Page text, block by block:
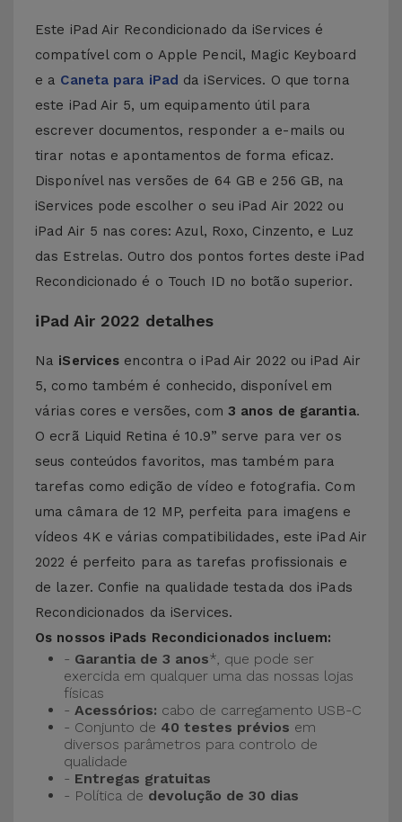
Este iPad Air Recondicionado da iServices é
compatível com o Apple Pencil, Magic Keyboard
e a Caneta para iPad da iServices. O que torna
este iPad Air 5, um equipamento útil para
escrever documentos, responder a e-mails ou
tirar notas e apontamentos de forma eficaz.
Disponível nas versões de 64 GB e 256 GB, na
iServices pode escolher o seu iPad Air 2022 ou
iPad Air 5 nas cores: Azul, Roxo, Cinzento, e Luz
das Estrelas. Outro dos pontos fortes deste iPad
Recondicionado é o Touch ID no botão superior.
iPad Air 2022 detalhes
Na iServices encontra o iPad Air 2022 ou iPad Air
5, como também é conhecido, disponível em
várias cores e versões, com 3 anos de garantia.
O ecrã Liquid Retina é 10.9” serve para ver os
seus conteúdos favoritos, mas também para
tarefas como edição de vídeo e fotografia. Com
uma câmara de 12 MP, perfeita para imagens e
vídeos 4K e várias compatibilidades, este iPad Air
2022 é perfeito para as tarefas profissionais e
de lazer. Confie na qualidade testada dos iPads
Recondicionados da iServices.
Os nossos iPads Recondicionados incluem:
- Garantia de 3 anos*, que pode ser
exercida em qualquer uma das nossas lojas
físicas
- Acessórios: cabo de carregamento USB-C
- Conjunto de 40 testes prévios em
diversos parâmetros para controlo de
qualidade
- Entregas gratuitas
- Política de devolução de 30 dias